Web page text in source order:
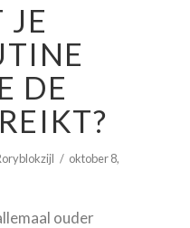
JE
DE
oktober 8,
ouder